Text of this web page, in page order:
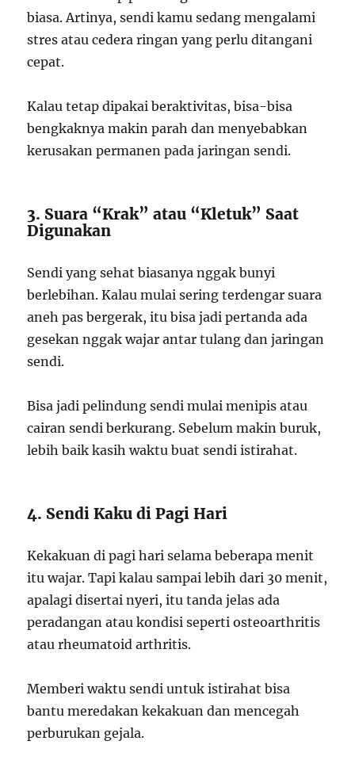
biasa. Artinya, sendi kamu sedang mengalami
stres atau cedera ringan yang perlu ditangani
cepat.
Kalau tetap dipakai beraktivitas, bisa-bisa
bengkaknya makin parah dan menyebabkan
kerusakan permanen pada jaringan sendi.
3. Suara “Krak” atau “Kletuk” Saat
Digunakan
Sendi yang sehat biasanya nggak bunyi
berlebihan. Kalau mulai sering terdengar suara
aneh pas bergerak, itu bisa jadi pertanda ada
gesekan nggak wajar antar tulang dan jaringan
sendi.
Bisa jadi pelindung sendi mulai menipis atau
cairan sendi berkurang. Sebelum makin buruk,
lebih baik kasih waktu buat sendi istirahat.
4. Sendi Kaku di Pagi Hari
Kekakuan di pagi hari selama beberapa menit
itu wajar. Tapi kalau sampai lebih dari 30 menit,
apalagi disertai nyeri, itu tanda jelas ada
peradangan atau kondisi seperti osteoarthritis
atau rheumatoid arthritis.
Memberi waktu sendi untuk istirahat bisa
bantu meredakan kekakuan dan mencegah
perburukan gejala.